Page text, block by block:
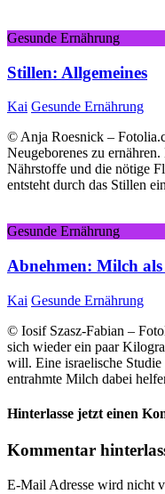
Gesunde Ernährung
Stillen: Allgemeines
Kai Gesunde Ernährung
© Anja Roesnick –
Neugeborenes zu
Nährstoffe und die nötige
entsteht durch das Stillen
Gesunde Ernährung
Abnehmen: Milch
Kai Gesunde Ernährung
© Iosif Szasz-Fabian –
sich wieder ein paar
will. Eine israelische
entrahmte Milch dabei
Hinterlasse jetzt einen
Kommentar
E-Mail Adresse wird nicht